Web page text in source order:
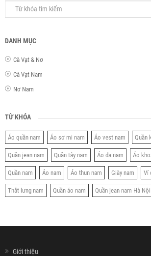
DANH MỤC
Cà Vạt & Nơ
Cà Vạt Nam
Nơ Nam
TỪ KHÓA
Áo quần nam Áo sơ mi nam Áo vest nam Quần
Quần jean nam Quần tây nam Áo da nam Áo
Quần nam Áo nam Áo thun nam Giày nam Ví
Thắt lưng nam Quần áo nam Quần jean nam Hà Nội
Giới thiệu